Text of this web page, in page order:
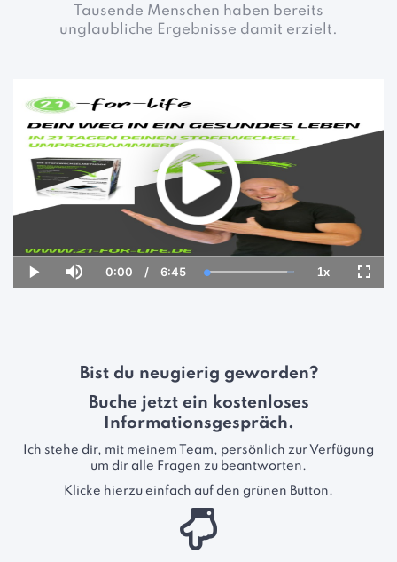
Tausende Menschen haben bereits
unglaubliche Ergebnisse damit erzielt.
Play Mute
Current
Time
0:00 / Duration
6:45 Loaded:
100.00%
1xPlayback
Rate
Bist du neugierig geworden?
Buche jetzt ein kostenloses
Informationsgespräch.
Ich stehe dir, mit meinem Team, persönlich zur Verfügung
um dir alle Fragen zu beantworten.
Klicke hierzu einfach auf den grünen Button.